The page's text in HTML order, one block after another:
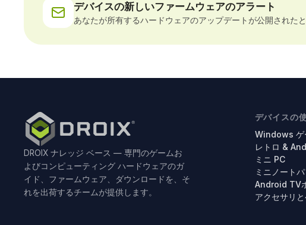
デバイスの新しいファームウェアのアラート
あなたが所有するハードウェアのアップデートが公開された
DROIX ナレッジ ベース — 専門のゲームお
よびコンピューティング ハードウェアのガ
イド、ファームウェア、ダウンロードを、そ
れを出荷するチームが提供します。
デバイスの
Windows ゲ
レトロ &
ミニ PC
ミニノート
Android TV
アクセサリ